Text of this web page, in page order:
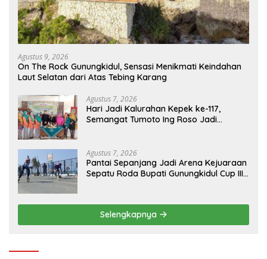
Agustus 9, 2026
On The Rock Gunungkidul, Sensasi Menikmati Keindahan
Laut Selatan dari Atas Tebing Karang
Agustus 7, 2026
Hari Jadi Kalurahan Kepek ke-117,
Semangat Tumoto Ing Roso Jadi
Agustus 7, 2026
Pantai Sepanjang Jadi Arena Kejuaraan
Sepatu Roda Bupati Gunungkidul Cup III
Selengkapnya